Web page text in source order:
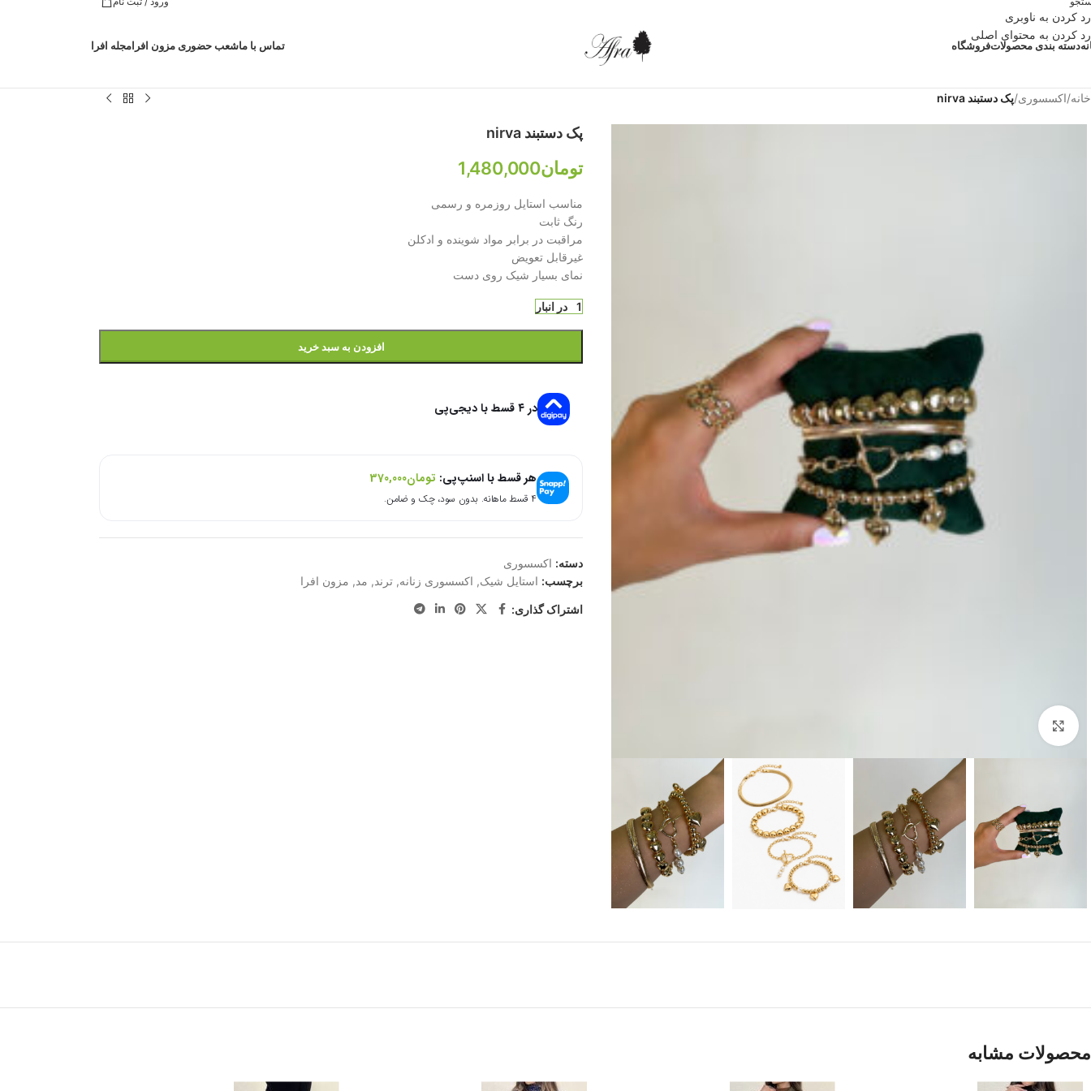
رد کردن به ناوبری
رد کردن به محتوای اصلی
دسته بندی محصولاتفروشگاه تماس با ماشعب حضوری مزون افرامجله افرا
خانه/اکسسوری/پک دستبند nirva
پک دستبند nirva
تومان1,480,000
مناسب استایل روزمره و رسمی
رنگ ثابت
مراقبت در برابر مواد شوینده و ادکلن
غیرقابل تعویض
نمای بسیار شیک روی دست
1 در انبار
افزودن به سبد خرید
در ۴ قسط با دیجی‌پی
هر قسط با اسنپ‌پی: تومان370,000
۴ قسط ماهانه. بدون سود، چک و ضامن.
دسته: اکسسوری
برچسب: استایل شیک, اکسسوری زنانه, ترند, مد, مزون افرا
اشتراک گذاری:
محصولات مشابه